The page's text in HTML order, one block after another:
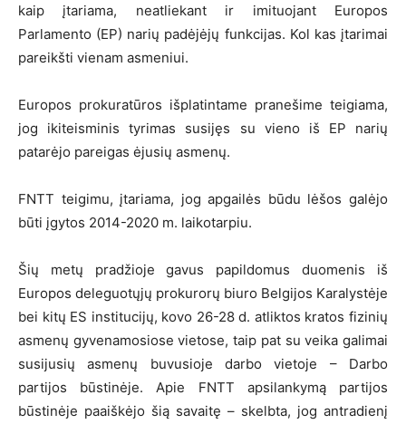
kaip įtariama, neatliekant ir imituojant Europos
Parlamento (EP) narių padėjėjų funkcijas. Kol kas įtarimai
pareikšti vienam asmeniui.
Europos prokuratūros išplatintame pranešime teigiama,
jog ikiteisminis tyrimas susijęs su vieno iš EP narių
patarėjo pareigas ėjusių asmenų.
FNTT teigimu, įtariama, jog apgailės būdu lėšos galėjo
būti įgytos 2014-2020 m. laikotarpiu.
Šių metų pradžioje gavus papildomus duomenis iš
Europos deleguotųjų prokurorų biuro Belgijos Karalystėje
bei kitų ES institucijų, kovo 26-28 d. atliktos kratos fizinių
asmenų gyvenamosiose vietose, taip pat su veika galimai
susijusių asmenų buvusioje darbo vietoje – Darbo
partijos būstinėje. Apie FNTT apsilankymą partijos
būstinėje paaiškėjo šią savaitę – skelbta, jog antradienį